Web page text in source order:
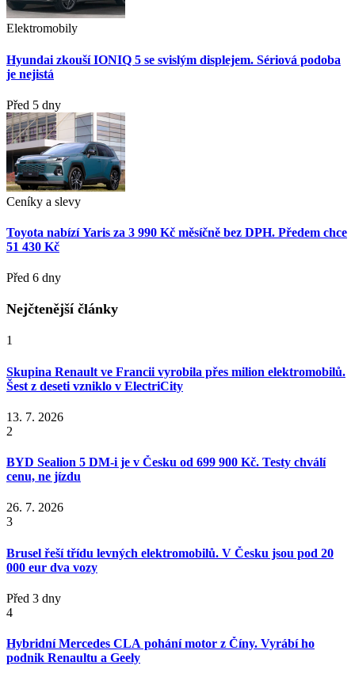
Elektromobily
Hyundai zkouší IONIQ 5 se svislým displejem. Sériová podoba
je nejistá
Před 5 dny
Ceníky a slevy
Toyota nabízí Yaris za 3 990 Kč měsíčně bez DPH. Předem chce
51 430 Kč
Před 6 dny
Nejčtenější články
1
Skupina Renault ve Francii vyrobila přes milion elektromobilů.
Šest z deseti vzniklo v ElectriCity
13. 7. 2026
2
BYD Sealion 5 DM-i je v Česku od 699 900 Kč. Testy chválí
cenu, ne jízdu
26. 7. 2026
3
Brusel řeší třídu levných elektromobilů. V Česku jsou pod 20
000 eur dva vozy
Před 3 dny
4
Hybridní Mercedes CLA pohání motor z Číny. Vyrábí ho
podnik Renaultu a Geely